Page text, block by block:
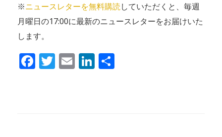
※ニュースレターを無料購読していただくと、毎週
月曜日の17:00に最新のニュースレターをお届けいた
します。
Facebook
Twitter
EmailLinkedIn